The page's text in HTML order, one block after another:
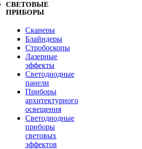
СВЕТОВЫЕ
ПРИБОРЫ
Сканеры
Блайндеры
Стробоскопы
Лазерные
эффекты
Светодиодные
панели
Приборы
архитектурного
освещения
Светодиодные
приборы
световых
эффектов